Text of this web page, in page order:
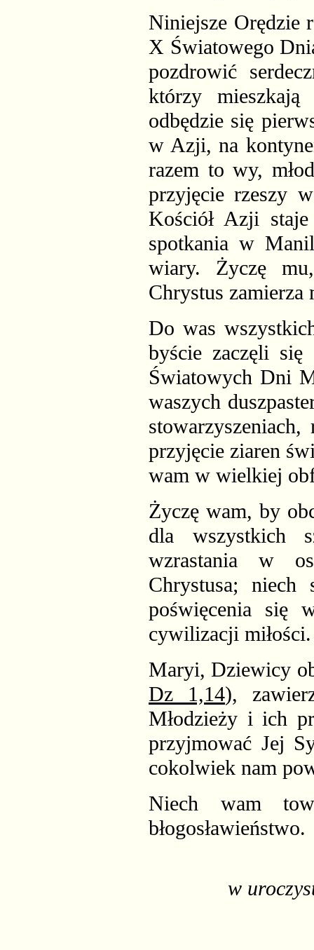
Niniejsze Orędzie
X Światowego
pozdrowić
którzy
odbędzie się
w Azji, na
razem to wy,
przyjęcie rzeszy
Kościół Azji
spotkania w
wiary. Życzę
Chrystus zamierza
Do was
byście zaczęli się
Światowych Dni
waszych
przyjęcie ziaren
wam w wielkiej
Życzę wam, by
dla wszystkich
wzrastania w
Chrystusa; niech
poświęcenia się
cywilizacji miłości.
Maryi, Dziewicy
Dz 1,14),
Młodzieży i ich
przyjmować Jej
cokolwiek nam
Niech wam
błogosławieństwo.
w